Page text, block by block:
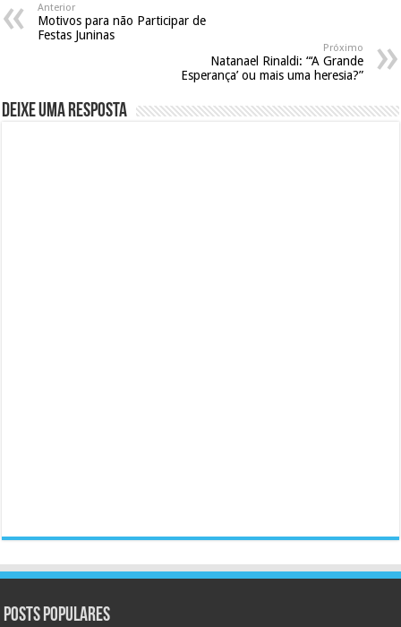
Anterior
Motivos para não Participar de
Festas Juninas
Próximo
Natanael Rinaldi: “‘A Grande
Esperança’ ou mais uma heresia?”
Deixe uma resposta
Posts populares